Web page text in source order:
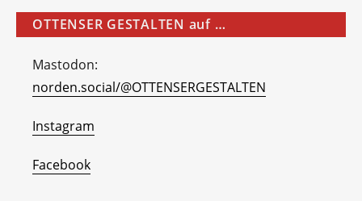
OTTENSER GESTALTEN auf …
Mastodon:
norden.social/@OTTENSERGESTALTEN
Instagram
Facebook